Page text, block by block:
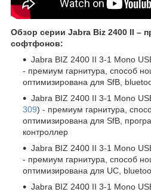
Обзор серии Jabra Biz 2400 II –
софтфонов:
Jabra BIZ 2400 II 3-1 Mono
- премиум гарнитура, способ
оптимизирована для SfB,
Jabra BIZ 2400 II 3-1 Mono
309) - премиум гарнитура,
оптимизирована для SfB,
контроллер
Jabra BIZ 2400 II 3-1 Mono
- премиум гарнитура, способ
оптимизирована для UC,
Jabra BIZ 2400 II 3-1 Mono